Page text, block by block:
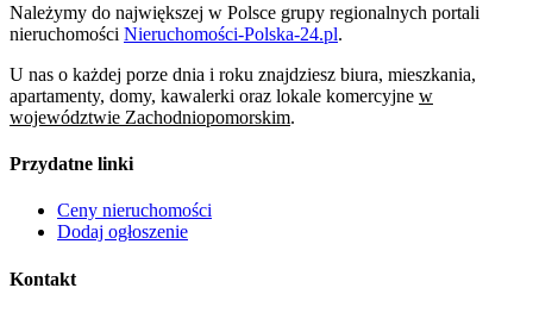
Należymy do największej w Polsce grupy regionalnych portali
nieruchomości Nieruchomości-Polska-24.pl.
U nas o każdej porze dnia i roku znajdziesz biura, mieszkania,
apartamenty, domy, kawalerki oraz lokale komercyjne w
województwie Zachodniopomorskim.
Przydatne linki
Ceny nieruchomości
Dodaj ogłoszenie
Kontakt